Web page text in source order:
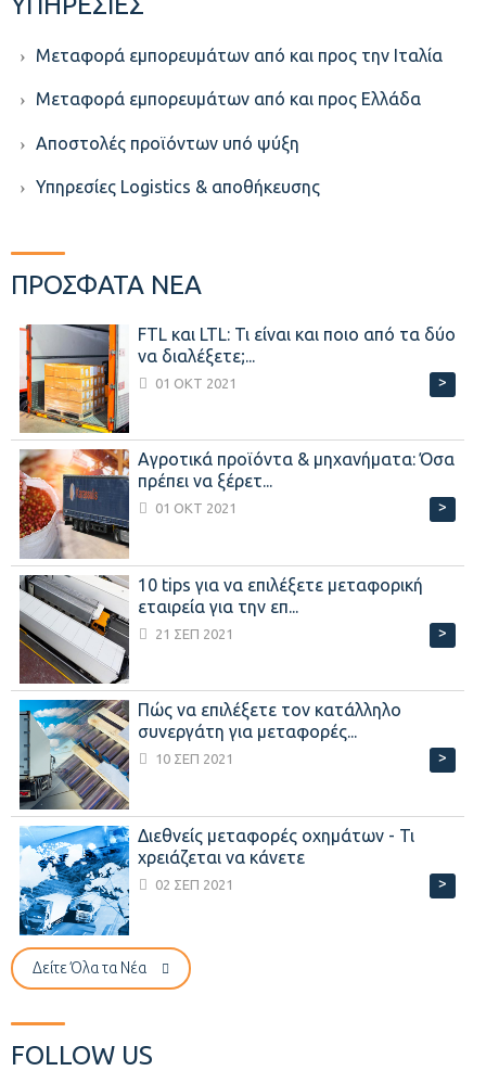
Μεταφορά εμπορευμάτων από και προς την Ιταλία
Μεταφορά εμπορευμάτων από και προς Ελλάδα
Aποστολές προϊόντων υπό ψύξη
Υπηρεσίες Logistics & αποθήκευσης
ΠΡΟΣΦΑΤΑ ΝΕΑ
FTL και LTL: Τι είναι και ποιο από τα δύο
να διαλέξετε;...
01 ΟΚΤ 2021 >
Αγροτικά προϊόντα & μηχανήματα: Όσα
πρέπει να ξέρετ...
01 ΟΚΤ 2021 >
10 tips για να επιλέξετε μεταφορική
εταιρεία για την επ...
21 ΣΕΠ 2021 >
Πώς να επιλέξετε τον κατάλληλο
συνεργάτη για μεταφορές...
10 ΣΕΠ 2021 >
Διεθνείς μεταφορές οχημάτων - Τι
χρειάζεται να κάνετε
02 ΣΕΠ 2021 >
Δείτε Όλα τα Νέα
FOLLOW US